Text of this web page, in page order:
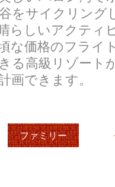
をサイクリング
らしいアクティ
な価格のフライ
る高級リゾート
画できます。
ファミリー